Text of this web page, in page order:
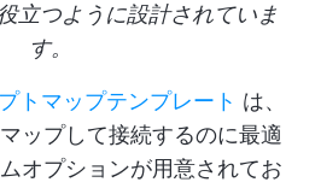
立つように設計されていま
す。
トマップテンプレート は、
ップして接続するのに最適
オプションが用意されてお